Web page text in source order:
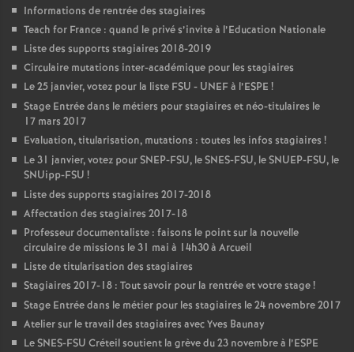
Informations de rentrée des stagiaires
Teach for France : quand le privé s’invite à l’Education Nationale
Liste des supports stagiaires 2018-2019
Circulaire mutations inter-académique pour les stagiaires
Le 25 janvier, votez pour la liste FSU - UNEFà l’ESPE !
Stage Entrée dans le métiers pour stagiaires et néo-titulaires le
17 mars 2017
Evaluation, titularisation, mutations : toutes les infos stagiaires !
Le 31 janvier, votez pourSNEP-FSU, leSNES-FSU, leSNUEP-FSU, le
SNUipp-FSU !
Liste des supports stagiaires 2017-2018
Affectation des stagiaires 2017-18
Professeur documentaliste : faisons le point sur la nouvelle
circulaire de missions le 31 mai à 14h30 à Arcueil
Liste de titularisation des stagiaires
Stagiaires 2017-18 : Tout savoir pour la rentrée et votre stage!
Stage Entrée dans le métier pour les stagiaires le 24 novembre 2017
Atelier sur le travail des stagiaires avec Yves Baunay
LeSNES-FSU Créteil soutient la grève du 23 novembre à l’ESPE